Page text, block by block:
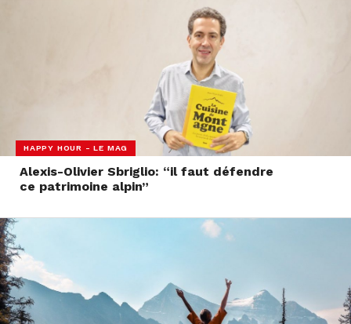
HAPPY HOUR - LE MAG
Alexis-Olivier Sbriglio: “il faut défendre
ce patrimoine alpin”